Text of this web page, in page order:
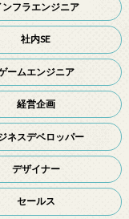
ンフラエンジニア
社内SE
ームエンジニア
経営企画
ネスデベロッパー
デザイナー
セールス